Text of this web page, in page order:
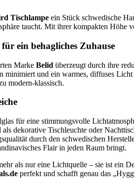
Tischlampe ein Stück schwedische
taucht. Mit ihrer kompakten Höhe
ein behagliches Zuhause
Marke Belid überzeugt durch ihre
und ein warmes, diffuses
modern-klassisch.
für eine stimmungsvolle
dekorative Tischleuchte oder
durch den schwedischen
Flair in jeden Raum bringt.
als nur eine Lichtquelle – sie ist ein
perfekt und schafft genau das